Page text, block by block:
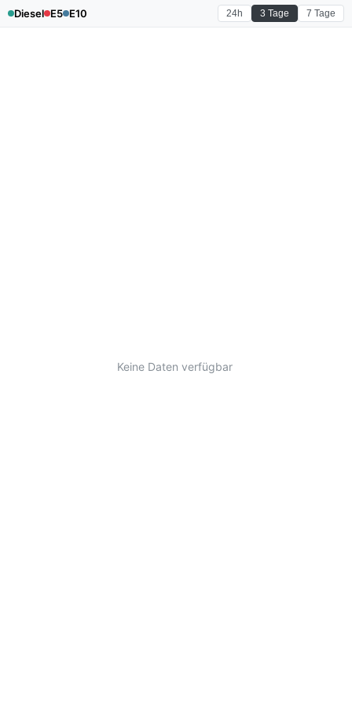
Diesel E5 E10 24h 3 Tage 7 Tage
Keine Daten verfügbar